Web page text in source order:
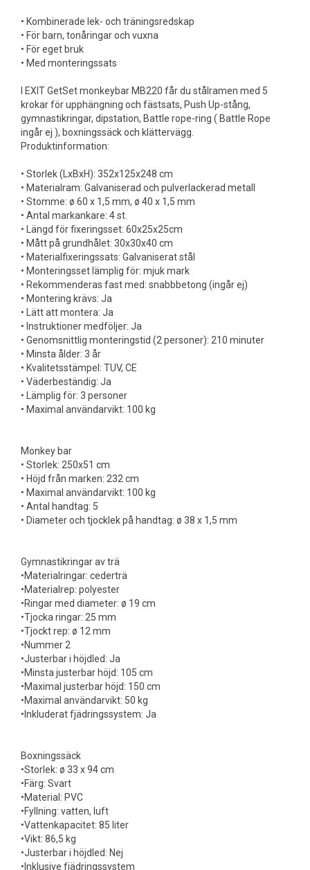
• Kombinerade lek- och träningsredskap
• För barn, tonåringar och vuxna
• För eget bruk
• Med monteringssats
I EXIT GetSet monkeybar MB220 får du stålramen med 5
krokar för upphängning och fästsats, Push Up-stång,
gymnastikringar, dipstation, Battle rope-ring ( Battle Rope
ingår ej ), boxningssäck och klättervägg.
Produktinformation:
• Storlek (LxBxH): 352x125x248 cm
• Materialram: Galvaniserad och pulverlackerad metall
• Stomme: ø 60 x 1,5 mm, ø 40 x 1,5 mm
• Antal markankare: 4 st.
• Längd för fixeringsset: 60x25x25cm
• Mått på grundhålet: 30x30x40 cm
• Materialfixeringssats: Galvaniserat stål
• Monteringsset lämplig för: mjuk mark
• Rekommenderas fast med: snabbbetong (ingår ej)
• Montering krävs: Ja
• Lätt att montera: Ja
• Instruktioner medföljer: Ja
• Genomsnittlig monteringstid (2 personer): 210 minuter
• Minsta ålder: 3 år
• Kvalitetsstämpel: TUV, CE
• Väderbeständig: Ja
• Lämplig för: 3 personer
• Maximal användarvikt: 100 kg
Monkey bar
• Storlek: 250x51 cm
• Höjd från marken: 232 cm
• Maximal användarvikt: 100 kg
• Antal handtag: 5
• Diameter och tjocklek på handtag: ø 38 x 1,5 mm
Gymnastikringar av trä
•Materialringar: cederträ
•Materialrep: polyester
•Ringar med diameter: ø 19 cm
•Tjocka ringar: 25 mm
•Tjockt rep: ø 12 mm
•Nummer 2
•Justerbar i höjdled: Ja
•Minsta justerbar höjd: 105 cm
•Maximal justerbar höjd: 150 cm
•Maximal användarvikt: 50 kg
•Inkluderat fjädringssystem: Ja
Boxningssäck
•Storlek: ø 33 x 94 cm
•Färg: Svart
•Material: PVC
•Fyllning: vatten, luft
•Vattenkapacitet: 85 liter
•Vikt: 86,5 kg
•Justerbar i höjdled: Nej
•Inklusive fjädringssystem